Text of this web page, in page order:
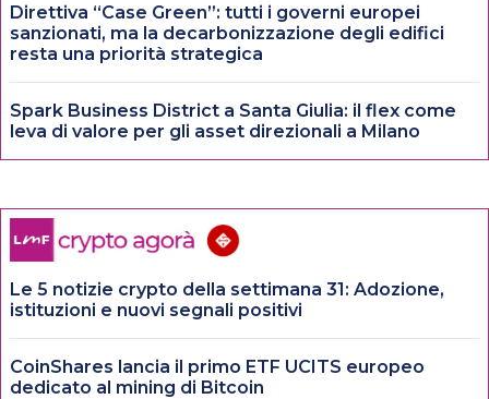
Direttiva “Case Green”: tutti i governi europei
sanzionati, ma la decarbonizzazione degli edifici
resta una priorità strategica
Spark Business District a Santa Giulia: il flex come
leva di valore per gli asset direzionali a Milano
Le 5 notizie crypto della settimana 31: Adozione,
istituzioni e nuovi segnali positivi
CoinShares lancia il primo ETF UCITS europeo
dedicato al mining di Bitcoin